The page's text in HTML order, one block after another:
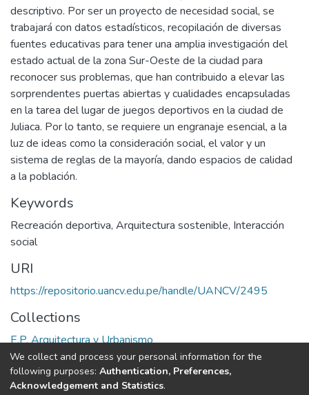
descriptivo. Por ser un proyecto de necesidad social, se
trabajará con datos estadísticos, recopilación de diversas
fuentes educativas para tener una amplia investigación del
estado actual de la zona Sur-Oeste de la ciudad para
reconocer sus problemas, que han contribuido a elevar las
sorprendentes puertas abiertas y cualidades encapsuladas
en la tarea del lugar de juegos deportivos en la ciudad de
Juliaca. Por lo tanto, se requiere un engranaje esencial, a la
luz de ideas como la consideración social, el valor y un
sistema de reglas de la mayoría, dando espacios de calidad
a la población.
Keywords
Recreación deportiva, Arquitectura sostenible, Interacción
social
URI
https://repositorio.uancv.edu.pe/handle/UANCV/2495
Collections
E.P. Arquitectura y Urbanismo
Full item page
We collect and process your personal information for the
following purposes: Authentication, Preferences,
Acknowledgement and Statistics.